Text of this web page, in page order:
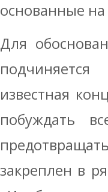
основанные на
Для
известная
побуждать
закреплен в